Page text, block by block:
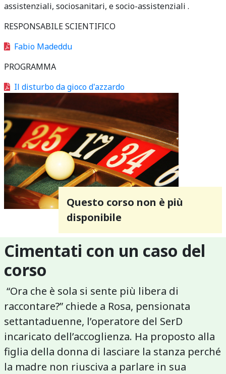
assistenziali, sociosanitari, e socio-assistenziali .
RESPONSABILE SCIENTIFICO
Fabio Madeddu
PROGRAMMA
Il disturbo da gioco d'azzardo
Questo corso non è più
disponibile
Cimentati con un caso del
corso
“Ora che è sola si sente più libera di
raccontare?” chiede a Rosa, pensionata
settantaduenne, l’operatore del SerD
incaricato dell’accoglienza. Ha proposto alla
figlia della donna di lasciare la stanza perché
la madre non riusciva a parlare in sua